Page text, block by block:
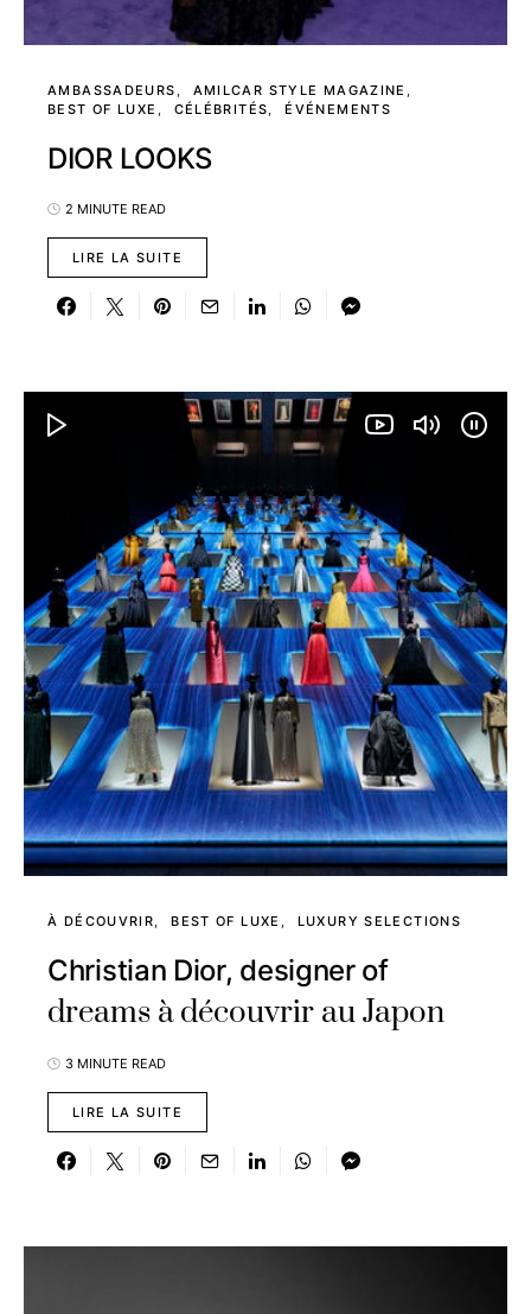
AMBASSADEURS
AMILCAR STYLE MAGAZINE
BEST OF LUXE
CÉLÉBRITÉS ÉVÉNEMENTS
DIOR LOOKS
2 MINUTE READ
LIRE LA SUITE
À DÉCOUVRIR BEST OF LUXE LUXURY SELECTIONS
Christian Dior, designer of
dreams à découvrir au Japon
3 MINUTE READ
LIRE LA SUITE